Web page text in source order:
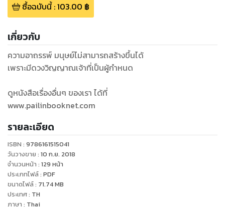
ซื้อฉบับนี้:103.00 ฿
เกี่ยวกับ
ความอาถรรพ์ มนุษย์ไม่สามารถสร้างขึ้นได้
เพราะมีดวงวิญญาณเจ้าที่เป็นผู้กำหนด
ดูหนังสือเรื่องอื่นๆ ของเรา ได้ที่
www.pailinbooknet.com
รายละเอียด
ISBN : 9786161515041
วันวางขาย : 10 ก.ย. 2018
จำนวนหน้า : 129 หน้า
ประเภทไฟล์: PDF
ขนาดไฟล์: 71.74MB
ประเทศ: TH
ภาษา : Thai